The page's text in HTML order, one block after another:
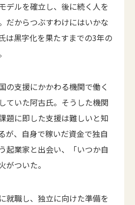
デルを確立し、後に続く人を
だからつぶすわけにはいかな
は黒字化を果たすまでの3年の
の支援にかかわる機関で働く
ていた阿古氏。そうした機関
題に即した支援は難しいと知
が、自身で稼いだ資金で独自
起業家と出会い、「いつか自
がついた。
就職し、独立に向けた準備を